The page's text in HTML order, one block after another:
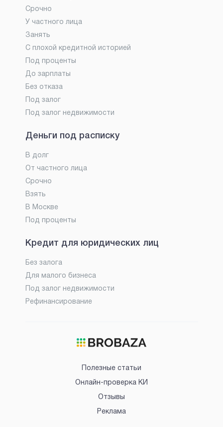
Срочно
У частного лица
Занять
С плохой кредитной историей
Под проценты
До зарплаты
Без отказа
Под залог
Под залог недвижимости
Деньги под расписку
В долг
От частного лица
Срочно
Взять
В Москве
Под проценты
Кредит для юридических лиц
Без залога
Для малого бизнеса
Под залог недвижимости
Рефинансирование
Полезные статьи
Онлайн-проверка КИ
Отзывы
Реклама